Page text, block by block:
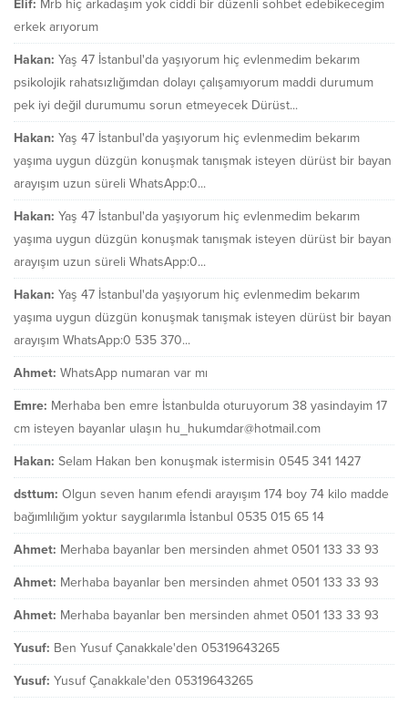
Elif: Mrb hiç arkadaşım yok ciddi bir düzenli sohbet edebikecegim
erkek arıyorum
Hakan: Yaş 47 İstanbul'da yaşıyorum hiç evlenmedim bekarım
psikolojik rahatsızlığımdan dolayı çalışamıyorum maddi durumum
pek iyi değil durumumu sorun etmeyecek Dürüst...
Hakan: Yaş 47 İstanbul'da yaşıyorum hiç evlenmedim bekarım
yaşıma uygun düzgün konuşmak tanışmak isteyen dürüst bir bayan
arayışım uzun süreli WhatsApp:0...
Hakan: Yaş 47 İstanbul'da yaşıyorum hiç evlenmedim bekarım
yaşıma uygun düzgün konuşmak tanışmak isteyen dürüst bir bayan
arayışım uzun süreli WhatsApp:0...
Hakan: Yaş 47 İstanbul'da yaşıyorum hiç evlenmedim bekarım
yaşıma uygun düzgün konuşmak tanışmak isteyen dürüst bir bayan
arayışım WhatsApp:0 535 370...
Ahmet: WhatsApp numaran var mı
Emre: Merhaba ben emre İstanbulda oturuyorum 38 yasindayim 17
cm isteyen bayanlar ulaşın hu_hukumdar@hotmail.com
Hakan: Selam Hakan ben konuşmak istermisin 0545 341 1427
dsttum: Olgun seven hanım efendi arayışım 174 boy 74 kilo madde
bağımlılığım yoktur saygılarımla İstanbul 0535 015 65 14
Ahmet: Merhaba bayanlar ben mersinden ahmet 0501 133 33 93
Ahmet: Merhaba bayanlar ben mersinden ahmet 0501 133 33 93
Ahmet: Merhaba bayanlar ben mersinden ahmet 0501 133 33 93
Yusuf: Ben Yusuf Çanakkale'den 05319643265
Yusuf: Yusuf Çanakkale'den 05319643265